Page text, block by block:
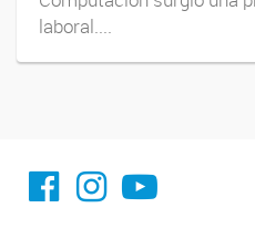
laboral....
facebook imit.conicet
imit.conicet
Youtube